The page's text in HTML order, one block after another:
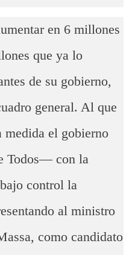
en 6 millones
que ya lo
de su gobierno,
general. Al que
medida el gobierno
Todos— con la
control la
al ministro
como candidato